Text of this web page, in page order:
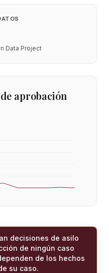
Data Project
aprobación
decisiones de asilo
de ningún caso
de los hechos
su caso.